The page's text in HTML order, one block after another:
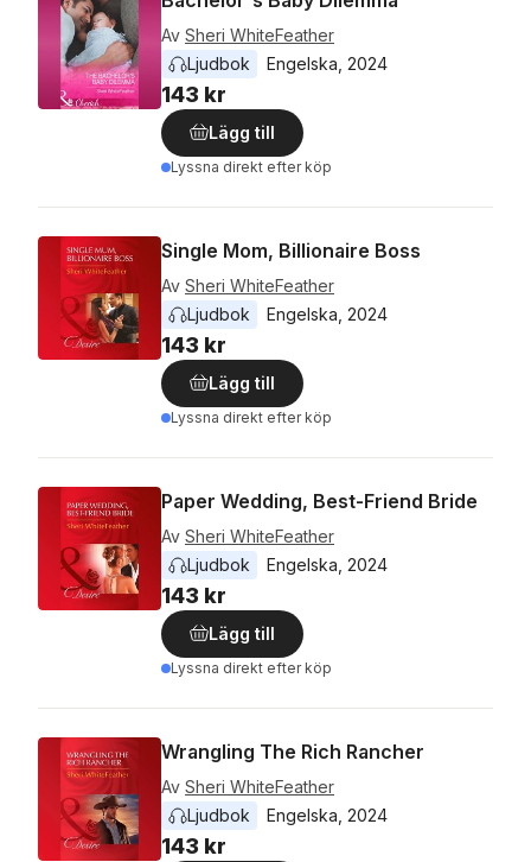
Av Sheri WhiteFeather
Ljudbok
Engelska 2024
143 kr
Lägg till
Lyssna direkt efter köp
Single Mom, Billionaire Boss
Av Sheri WhiteFeather
Ljudbok
Engelska 2024
143 kr
Lägg till
Lyssna direkt efter köp
Paper Wedding, Best-Friend Bride
Av Sheri WhiteFeather
Ljudbok
Engelska 2024
143 kr
Lägg till
Lyssna direkt efter köp
Wrangling The Rich Rancher
Av Sheri WhiteFeather
Ljudbok
Engelska 2024
143 kr